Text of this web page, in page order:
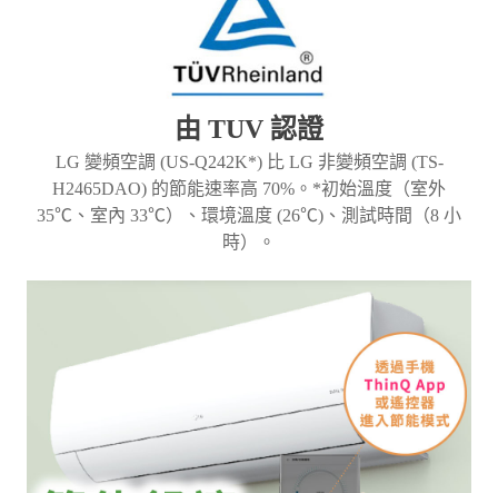
由 TUV 認證
LG 變頻空調 (US-Q242K*) 比 LG 非變頻空調 (TS-
H2465DAO) 的節能速率高 70%。*初始溫度（室外
35℃、室內 33℃）、環境溫度 (26℃)、測試時間（8 小
時）。